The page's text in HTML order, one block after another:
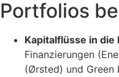
Portfolios
Kapitalflüsse in die
Finanzierungen
(Ørsted) und Green